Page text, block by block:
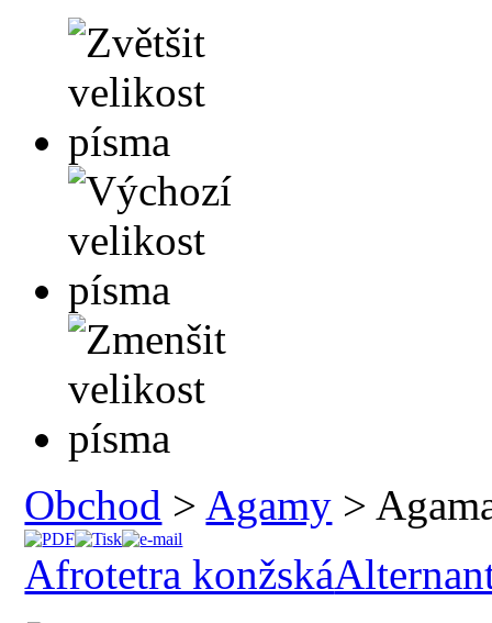
Obchod > Agamy >
Afrotetra konžská